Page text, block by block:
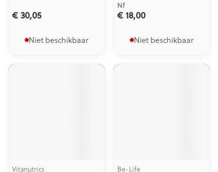
€ 30,05
Niet beschikbaar
Nf
€ 18,00
Niet beschikbaar
Vitanutrics Be-Life